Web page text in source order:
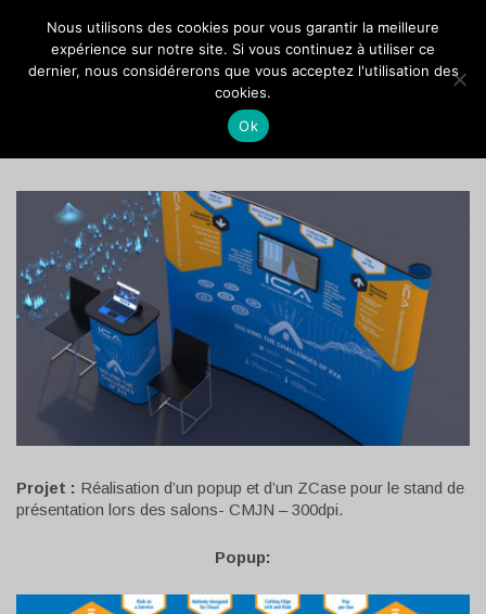
VOCANSON PROD
ICA : POPUP
Projet : Réalisation d’un popup et d’un ZCase pour le stand de
présentation lors des salons- CMJN – 300dpi.
Popup:
Nous utilisons des cookies pour vous garantir la meilleure
expérience sur notre site. Si vous continuez à utiliser ce
dernier, nous considérerons que vous acceptez l'utilisation des
cookies.
Ok